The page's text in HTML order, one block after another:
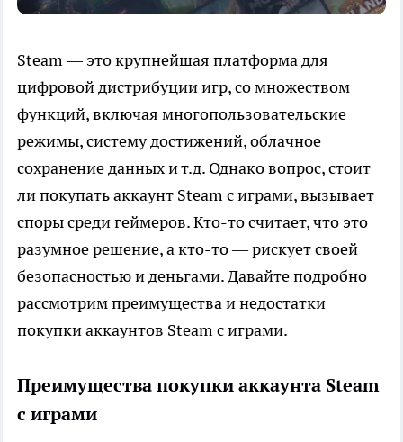
Steam — это крупнейшая платформа для
цифровой дистрибуции игр, со множеством
функций, включая многопользовательские
режимы, систему достижений, облачное
сохранение данных и т.д. Однако вопрос, стоит
ли покупать аккаунт Steam с играми, вызывает
споры среди геймеров. Кто-то считает, что это
разумное решение, а кто-то — рискует своей
безопасностью и деньгами. Давайте подробно
рассмотрим преимущества и недостатки
покупки аккаунтов Steam с играми.
Преимущества покупки аккаунта Steam
с играми